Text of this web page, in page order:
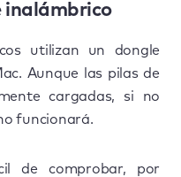
inalámbrico
utilizan un dongle
Aunque las pilas de
cargadas, si no
funcionará.
de comprobar, por